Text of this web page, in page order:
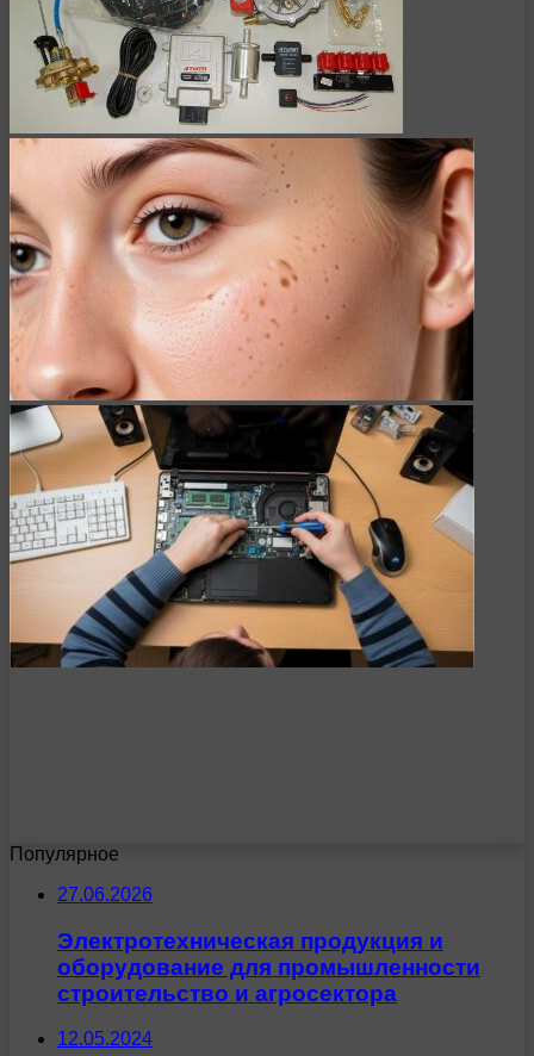
Популярное
27.06.2026
Электротехническая продукция и
оборудование для промышленности
строительство и агросектора
12.05.2024